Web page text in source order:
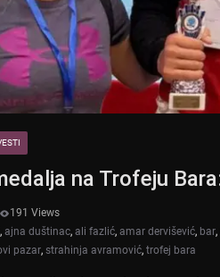
na Trofeju
191 Views
, ajna duštinac, ali fazlić, amar dervišević, bar,
pazar, strahinja avramović, trofej bara